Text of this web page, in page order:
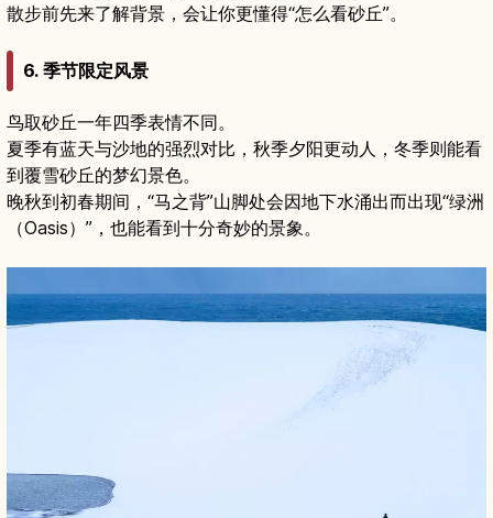
散步前先来了解背景，会让你更懂得“怎么看砂丘”。
6. 季节限定风景
鸟取砂丘一年四季表情不同。
夏季有蓝天与沙地的强烈对比，秋季夕阳更动人，冬季则能看
到覆雪砂丘的梦幻景色。
晚秋到初春期间，“马之背”山脚处会因地下水涌出而出现“绿洲
（Oasis）”，也能看到十分奇妙的景象。